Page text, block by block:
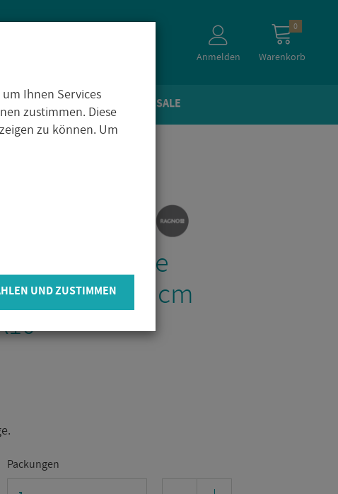
Ihnen Services
zustimmen. Diese
zu können. Um
UND ZUSTIMMEN
Anmelden
0
Warenkorb
ZU­BE­HÖR SALE
R10
60x120 cm
Packungen